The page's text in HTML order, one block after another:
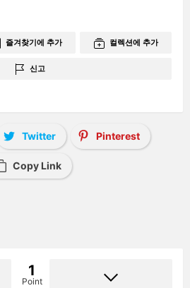
즐겨찾기에 추가 컬렉션에 추가
신고
Twitter Pinterest
Copy Link
1
Point